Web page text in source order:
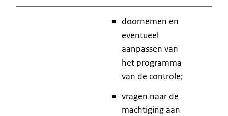
doornemen en
eventueel
aanpassen van
het programma
van de controle;
vragen naar de
machtiging aan